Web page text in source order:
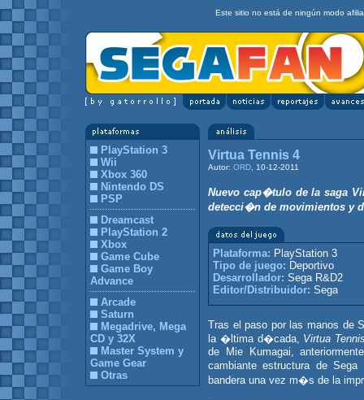
Este sitio no está de ningún modo
PlayStation 3
Wii
Xbox 360
Nintendo DS
PSP
Dreamcast
PlayStation 2
Xbox
Game Cube
Game Boy
Advance
Arcade
Saturn
Megadrive, Mega
CD y 32X
Master System y
Game Gear
Otras
Virtua Tennis 4
Autor: ORD , 10-12-2011
Nuevo cap�tulo de la saga
detecci�n de movimientos y
Plataforma: PlayStation 3
Tipo de juego: Deportivo
Desarrollador: Sega R&D2
Editor/Distribuidor: Sega
Tras el paso por las manos de
la �ltima d�cada, Virtua
de Mie Kumagai,
cambiante estructura de
bandera una vez m�s de la